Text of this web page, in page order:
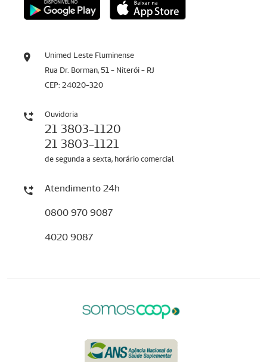
Unimed Leste Fluminense
Rua Dr. Borman, 51 - Niterói - RJ
CEP: 24020-320
Ouvidoria
21 3803-1120
21 3803-1121
de segunda a sexta, horário comercial
Atendimento 24h
0800 970 9087
4020 9087